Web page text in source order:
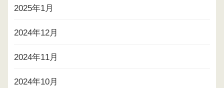
2025年1月
2024年12月
2024年11月
2024年10月